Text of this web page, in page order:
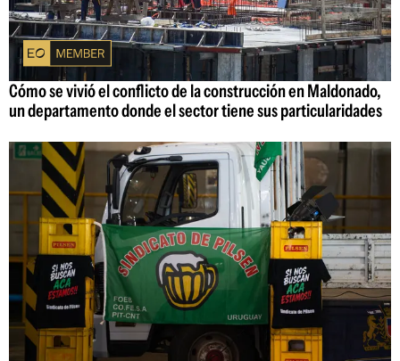
Cómo se vivió el conflicto de la construcción en Maldonado,
un departamento donde el sector tiene sus particularidades